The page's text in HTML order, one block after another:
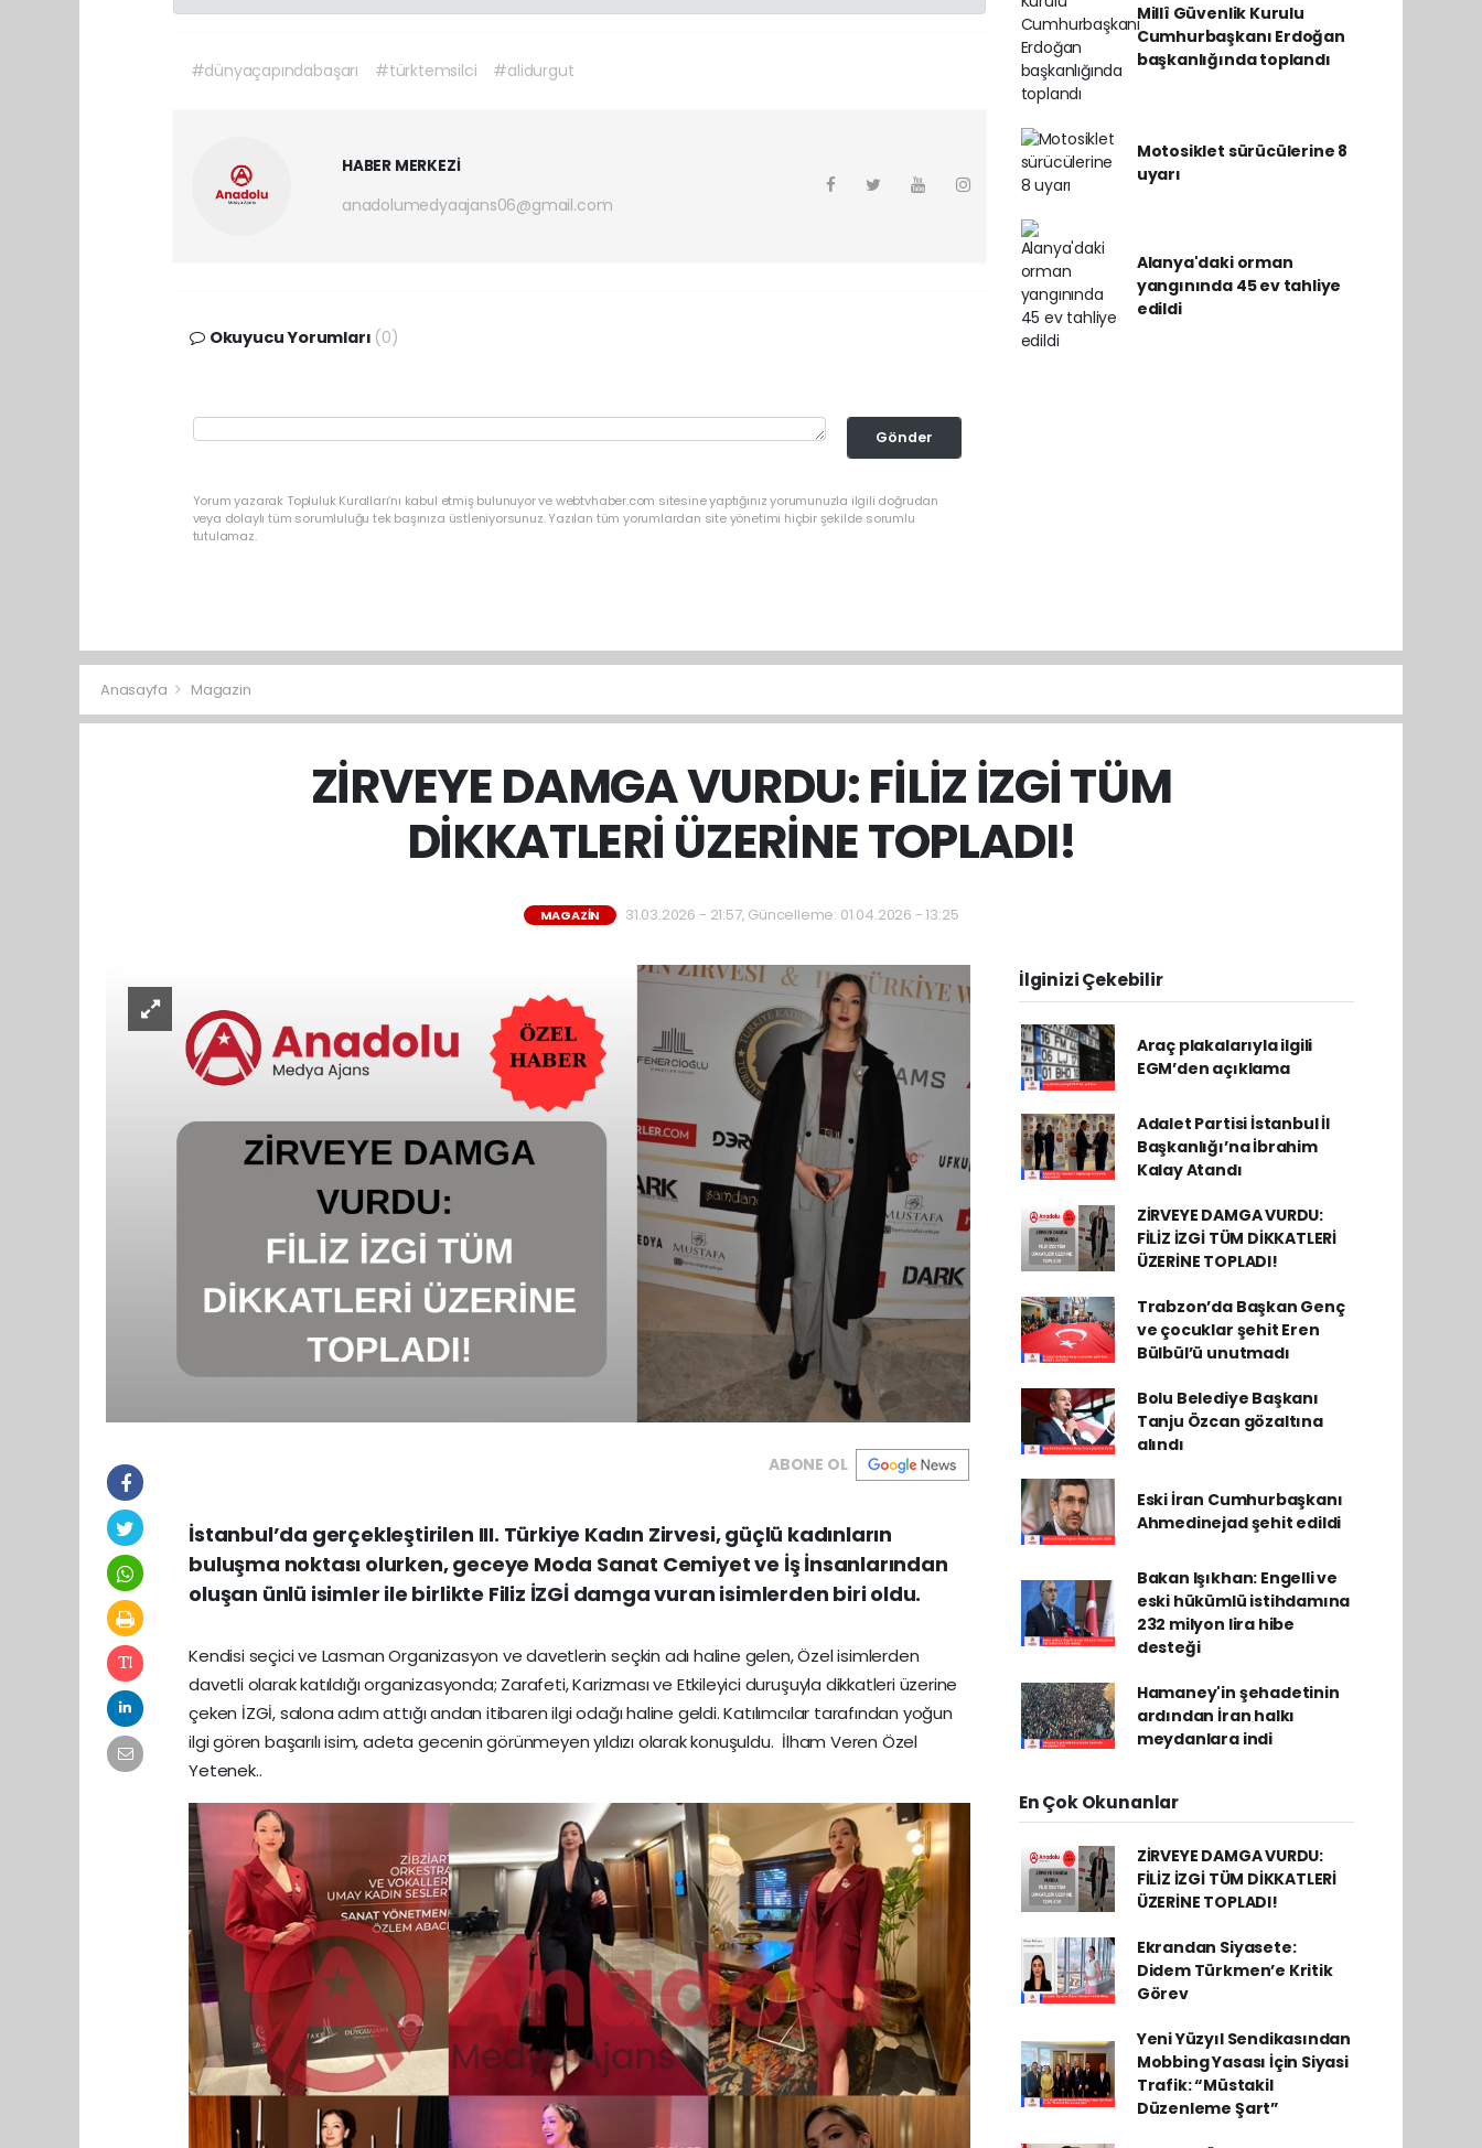
#dünyaçapındabaşarı #türktemsilci #alidurgut
HABER MERKEZİ
anadolumedyaajans06@gmail.com
Okuyucu Yorumları (0)
Gönder
Yorum yazarak Topluluk Kuralları’nı kabul etmiş bulunuyor ve webtvhaber.com sitesine yaptığınız yorumunuzla ilgili doğrudan
veya dolaylı tüm sorumluluğu tek başınıza üstleniyorsunuz. Yazılan tüm yorumlardan site yönetimi hiçbir şekilde sorumlu
tutulamaz.
Millî Güvenlik Kurulu
Cumhurbaşkanı Erdoğan
başkanlığında toplandı
Motosiklet sürücülerine 8
uyarı
Alanya'daki orman
yangınında 45 ev tahliye
edildi
Anasayfa Magazin
ZİRVEYE DAMGA VURDU: FİLİZ İZGİ TÜM
DİKKATLERİ ÜZERİNE TOPLADI!
MAGAZIN 31.03.2026 - 21:57, Güncelleme: 01.04.2026 - 13:25
ABONE OL
İstanbul’da gerçekleştirilen III. Türkiye Kadın Zirvesi, güçlü kadınların
buluşma noktası olurken, geceye Moda Sanat Cemiyet ve İş İnsanlarından
oluşan ünlü isimler ile birlikte Filiz İZGİ damga vuran isimlerden biri oldu.
Kendisi seçici ve Lasman Organizasyon ve davetlerin seçkin adı haline gelen, Özel isimlerden
davetli olarak katıldığı organizasyonda; Zarafeti, Karizması ve Etkileyici duruşuyla dikkatleri üzerine
çeken İZGİ, salona adım attığı andan itibaren ilgi odağı haline geldi. Katılımcılar tarafından yoğun
ilgi gören başarılı isim, adeta gecenin görünmeyen yıldızı olarak konuşuldu. İlham Veren Özel
Yetenek..
İlginizi Çekebilir
Araç plakalarıyla ilgili
EGM’den açıklama
Adalet Partisi İstanbul İl
Başkanlığı’na İbrahim
Kalay Atandı
ZİRVEYE DAMGA VURDU:
FİLİZ İZGİ TÜM DİKKATLERİ
ÜZERİNE TOPLADI!
Trabzon’da Başkan Genç
ve çocuklar şehit Eren
Bülbül’ü unutmadı
Bolu Belediye Başkanı
Tanju Özcan gözaltına
alındı
Eski İran Cumhurbaşkanı
Ahmedinejad şehit edildi
Bakan Işıkhan: Engelli ve
eski hükümlü istihdamına
232 milyon lira hibe
desteği
Hamaney'in şehadetinin
ardından İran halkı
meydanlara indi
En Çok Okunanlar
ZİRVEYE DAMGA VURDU:
FİLİZ İZGİ TÜM DİKKATLERİ
ÜZERİNE TOPLADI!
Ekrandan Siyasete:
Didem Türkmen’e Kritik
Görev
Yeni Yüzyıl Sendikasından
Mobbing Yasası İçin Siyasi
Trafik: “Müstakil
Düzenleme Şart”